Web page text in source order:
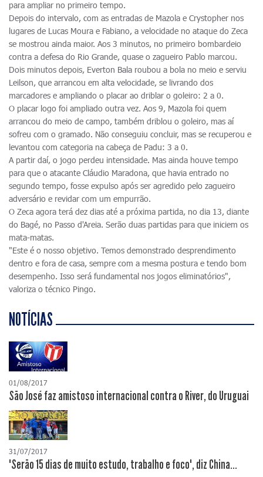
para ampliar no primeiro tempo.
Depois do intervalo, com as entradas de Mazola e Crystopher nos
lugares de Lucas Moura e Fabiano, a velocidade no ataque do Zeca
se mostrou ainda maior. Aos 3 minutos, no primeiro bombardeio
contra a defesa do Rio Grande, quase o zagueiro Pablo marcou.
Dois minutos depois, Everton Bala roubou a bola no meio e serviu
Leilson, que arrancou em alta velocidade, se livrando dos
marcadores e ampliando o placar ao driblar o goleiro: 2 a 0.
O placar logo foi ampliado outra vez. Aos 9, Mazola foi quem
arrancou do meio de campo, também driblou o goleiro, mas aí
sofreu com o gramado. Não conseguiu concluir, mas se recuperou e
levantou com categoria na cabeça de Padu: 3 a 0.
A partir daí, o jogo perdeu intensidade. Mas ainda houve tempo
para que o atacante Cláudio Maradona, que havia entrado no
segundo tempo, fosse expulso após ser agredido pelo zagueiro
adversário e revidar com um empurrão.
O Zeca agora terá dez dias até a próxima partida, no dia 13, diante
do Bagé, no Passo d'Areia. Serão duas partidas para que iniciem os
mata-matas.
"Este é o nosso objetivo. Temos demonstrado desprendimento
dentro e fora de casa, sempre com a mesma postura e tendo bom
desempenho. Isso será fundamental nos jogos eliminatórios",
valoriza o técnico Pingo.
NOTÍCIAS
01/08/2017
São José faz amistoso internacional contra o River, do Uruguai
31/07/2017
"Serão 15 dias de muito estudo, trabalho e foco", diz China...